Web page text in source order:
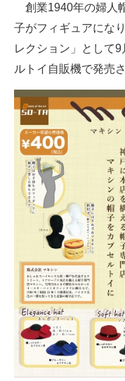
注目記事を集めた総合
ITの今と未来を見通す
スマホと通信の最新ト
進化するPCとデバイ
好きが集まる 比べて
ビジネスと働き方のヒ
AI活用のいまが分かる
企業ITのトレンドを詳
経営リーダーのコミュ
マーケ×ITの今がよく分
ITエンジニア向け専門
企業向けIT製品の総合
IT製品の技術・比較・
創業1940年の婦人
子がフィギュアにな
レクション」として9
ルトイ自販機で発売